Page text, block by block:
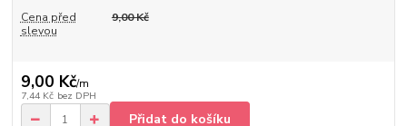
Cena před
slevou
9,00 Kč
9,00 Kč/m
7,44 Kč bez DPH
Přidat do košíku